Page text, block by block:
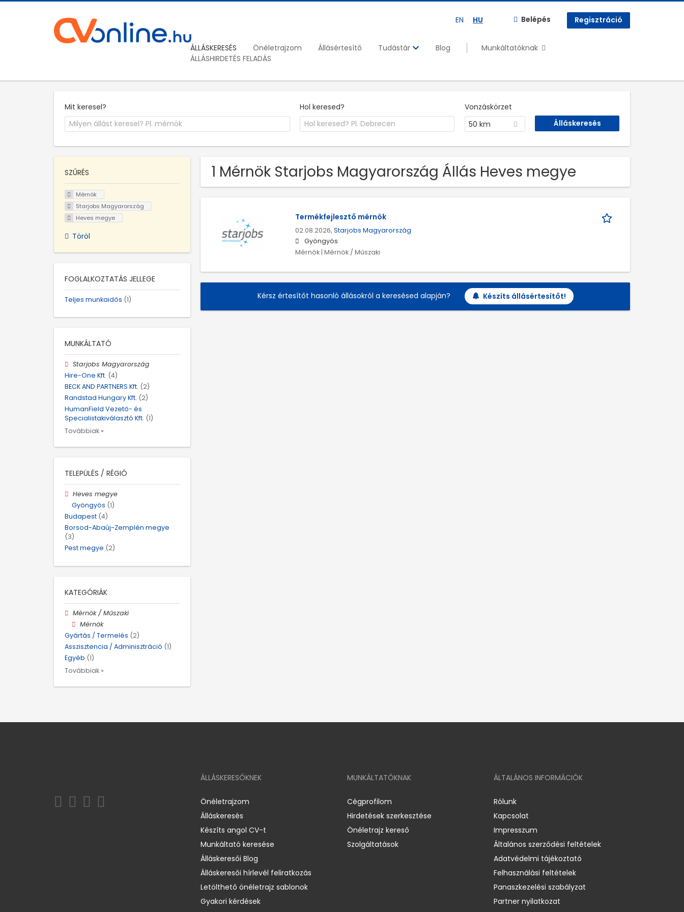
EN HU Belépés Regisztráció
ÁLLÁSKERESÉS Önéletrajzom Állásértesítő Tudástár Blog
Munkáltatóknak
ÁLLÁSHIRDETÉS FELADÁS
Mit keresel? Hol keresed?
Vonzáskörzet
50 km
1 Mérnök Starjobs Magyarország Állás Heves megye
Termékfejlesztő mérnök
02.08.2026, Starjobs Magyarország
Gyöngyös
Mérnök | Mérnök / Műszaki
Kérsz értesítőt hasonló állásokról a keresésed alapján? Készíts állásértesítőt!
SZŰRÉS
Mérnök
Starjobs Magyarország
Heves megye
Töröl
FOGLALKOZTATÁS JELLEGE
Teljes munkaidős (1)
MUNKÁLTATÓ
Starjobs Magyarország
Hire-One Kft. (4)
BECK AND PARTNERS Kft. (2)
Randstad Hungary Kft. (2)
HumanField Vezető- és
Specialistakiválasztó Kft. (1)
Továbbiak »
TELEPÜLÉS / RÉGIÓ
Heves megye
Gyöngyös (1)
Budapest (4)
Borsod-Abaúj-Zemplén megye
(3)
Pest megye (2)
KATEGÓRIÁK
Mérnök / Műszaki
Mérnök
Gyártás / Termelés (2)
Asszisztencia / Adminisztráció (1)
Egyéb (1)
Továbbiak »
ÁLLÁSKERESŐKNEK
Önéletrajzom
Álláskeresés
Készíts angol CV-t
Munkáltató keresése
Álláskeresői Blog
Álláskeresői hírlevél feliratkozás
Letölthető önéletrajz sablonok
Gyakori kérdések
MUNKÁLTATÓKNAK
Cégprofilom
Hirdetések szerkesztése
Önéletrajz kereső
Szolgáltatások
ÁLTALÁNOS INFORMÁCIÓK
Rólunk
Kapcsolat
Impresszum
Általános szerződési feltételek
Adatvédelmi tájékoztató
Felhasználási feltételek
Panaszkezelési szabályzat
Partner nyilatkozat